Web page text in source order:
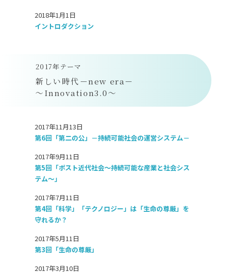
2018年1月1日
イントロダクション
2017年テーマ
新しい時代－new era－
～Innovation3.0～
2017年11月13日
第6回「第二の公」－持続可能社会の運営システム－
2017年9月11日
第5回「ポスト近代社会～持続可能な産業と社会シス
テム～」
2017年7月11日
第4回「科学」「テクノロジー」は「生命の尊厳」を
守れるか？
2017年5月11日
第3回「生命の尊厳」
2017年3月10日